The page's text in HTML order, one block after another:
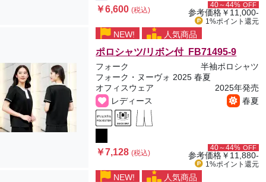
￥6,600(税込)
40～44% OFF
参考価格￥11,000-
1%ポイント 還元
NEW! 人気商品
ポロシャツ/リボン付 FB71495-9
フォーク
半袖ポロシャツ
フォーク・ヌーヴォ 2025 春夏
オフィスウェア
2025年発売
レディース
春夏
￥7,128(税込)
40～44% OFF
参考価格￥11,880-
1%ポイント 還元
NEW! 人気商品